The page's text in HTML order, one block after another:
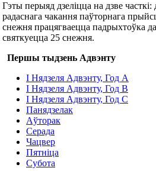
Гэты перыяд дзеліцца на дзве
радаснага чакання паўторнага
снежня працягваецца падрыхтоўка
святкуецца 25 снежня.
Першы тыдзень Адвэнту
І Нядзеля Адвэнту, Год A
І Нядзеля Адвэнту, Год В
І Нядзеля Адвэнту, Год С
Панядзелак
Аўторак
Серада
Чацвер
Пятніца
Субота